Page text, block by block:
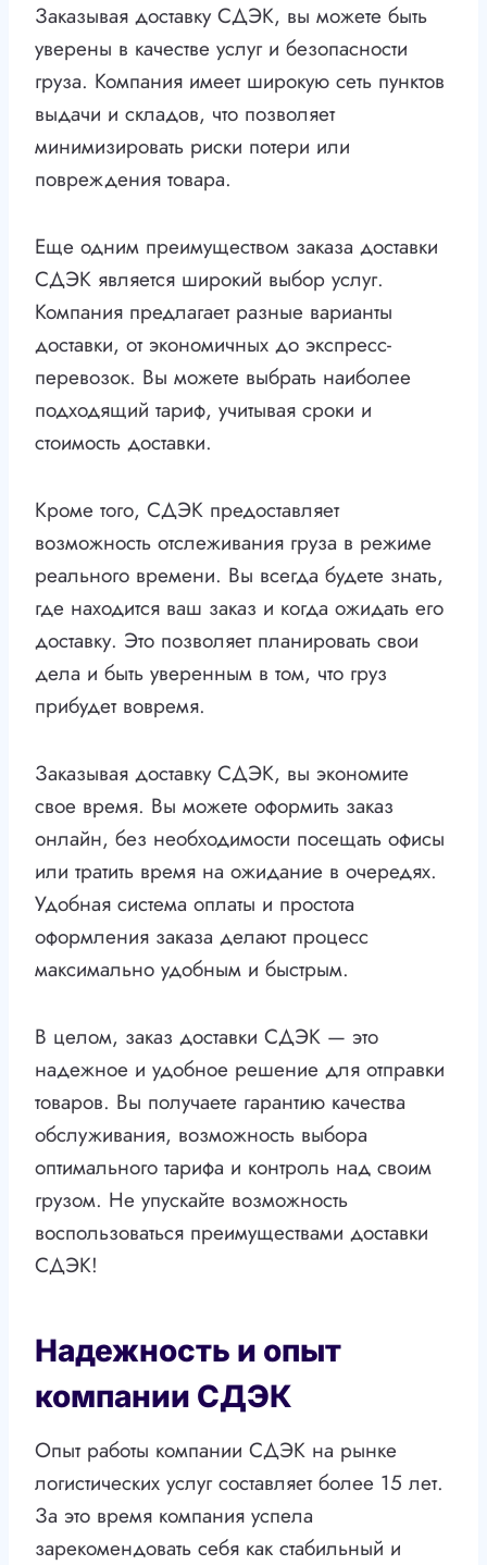
Заказывая доставку СДЭК, вы можете быть
уверены в качестве услуг и безопасности
груза. Компания имеет широкую сеть пунктов
выдачи и складов, что позволяет
минимизировать риски потери или
повреждения товара.
Еще одним преимуществом заказа доставки
СДЭК является широкий выбор услуг.
Компания предлагает разные варианты
доставки, от экономичных до экспресс-
перевозок. Вы можете выбрать наиболее
подходящий тариф, учитывая сроки и
стоимость доставки.
Кроме того, СДЭК предоставляет
возможность отслеживания груза в режиме
реального времени. Вы всегда будете знать,
где находится ваш заказ и когда ожидать его
доставку. Это позволяет планировать свои
дела и быть уверенным в том, что груз
прибудет вовремя.
Заказывая доставку СДЭК, вы экономите
свое время. Вы можете оформить заказ
онлайн, без необходимости посещать офисы
или тратить время на ожидание в очередях.
Удобная система оплаты и простота
оформления заказа делают процесс
максимально удобным и быстрым.
В целом, заказ доставки СДЭК — это
надежное и удобное решение для отправки
товаров. Вы получаете гарантию качества
обслуживания, возможность выбора
оптимального тарифа и контроль над своим
грузом. Не упускайте возможность
воспользоваться преимуществами доставки
СДЭК!
Надежность и опыт
компании СДЭК
Опыт работы компании СДЭК на рынке
логистических услуг составляет более 15 лет.
За это время компания успела
зарекомендовать себя как стабильный и